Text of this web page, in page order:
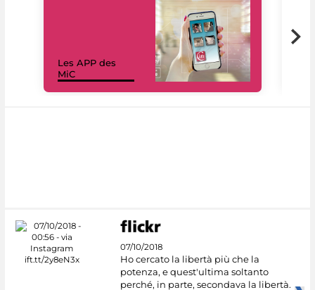
Les APP des
MiC
07/10/2018
Ho cercato la libertà più che la
potenza, e quest'ultima soltanto
perché, in parte, secondava la libertà.